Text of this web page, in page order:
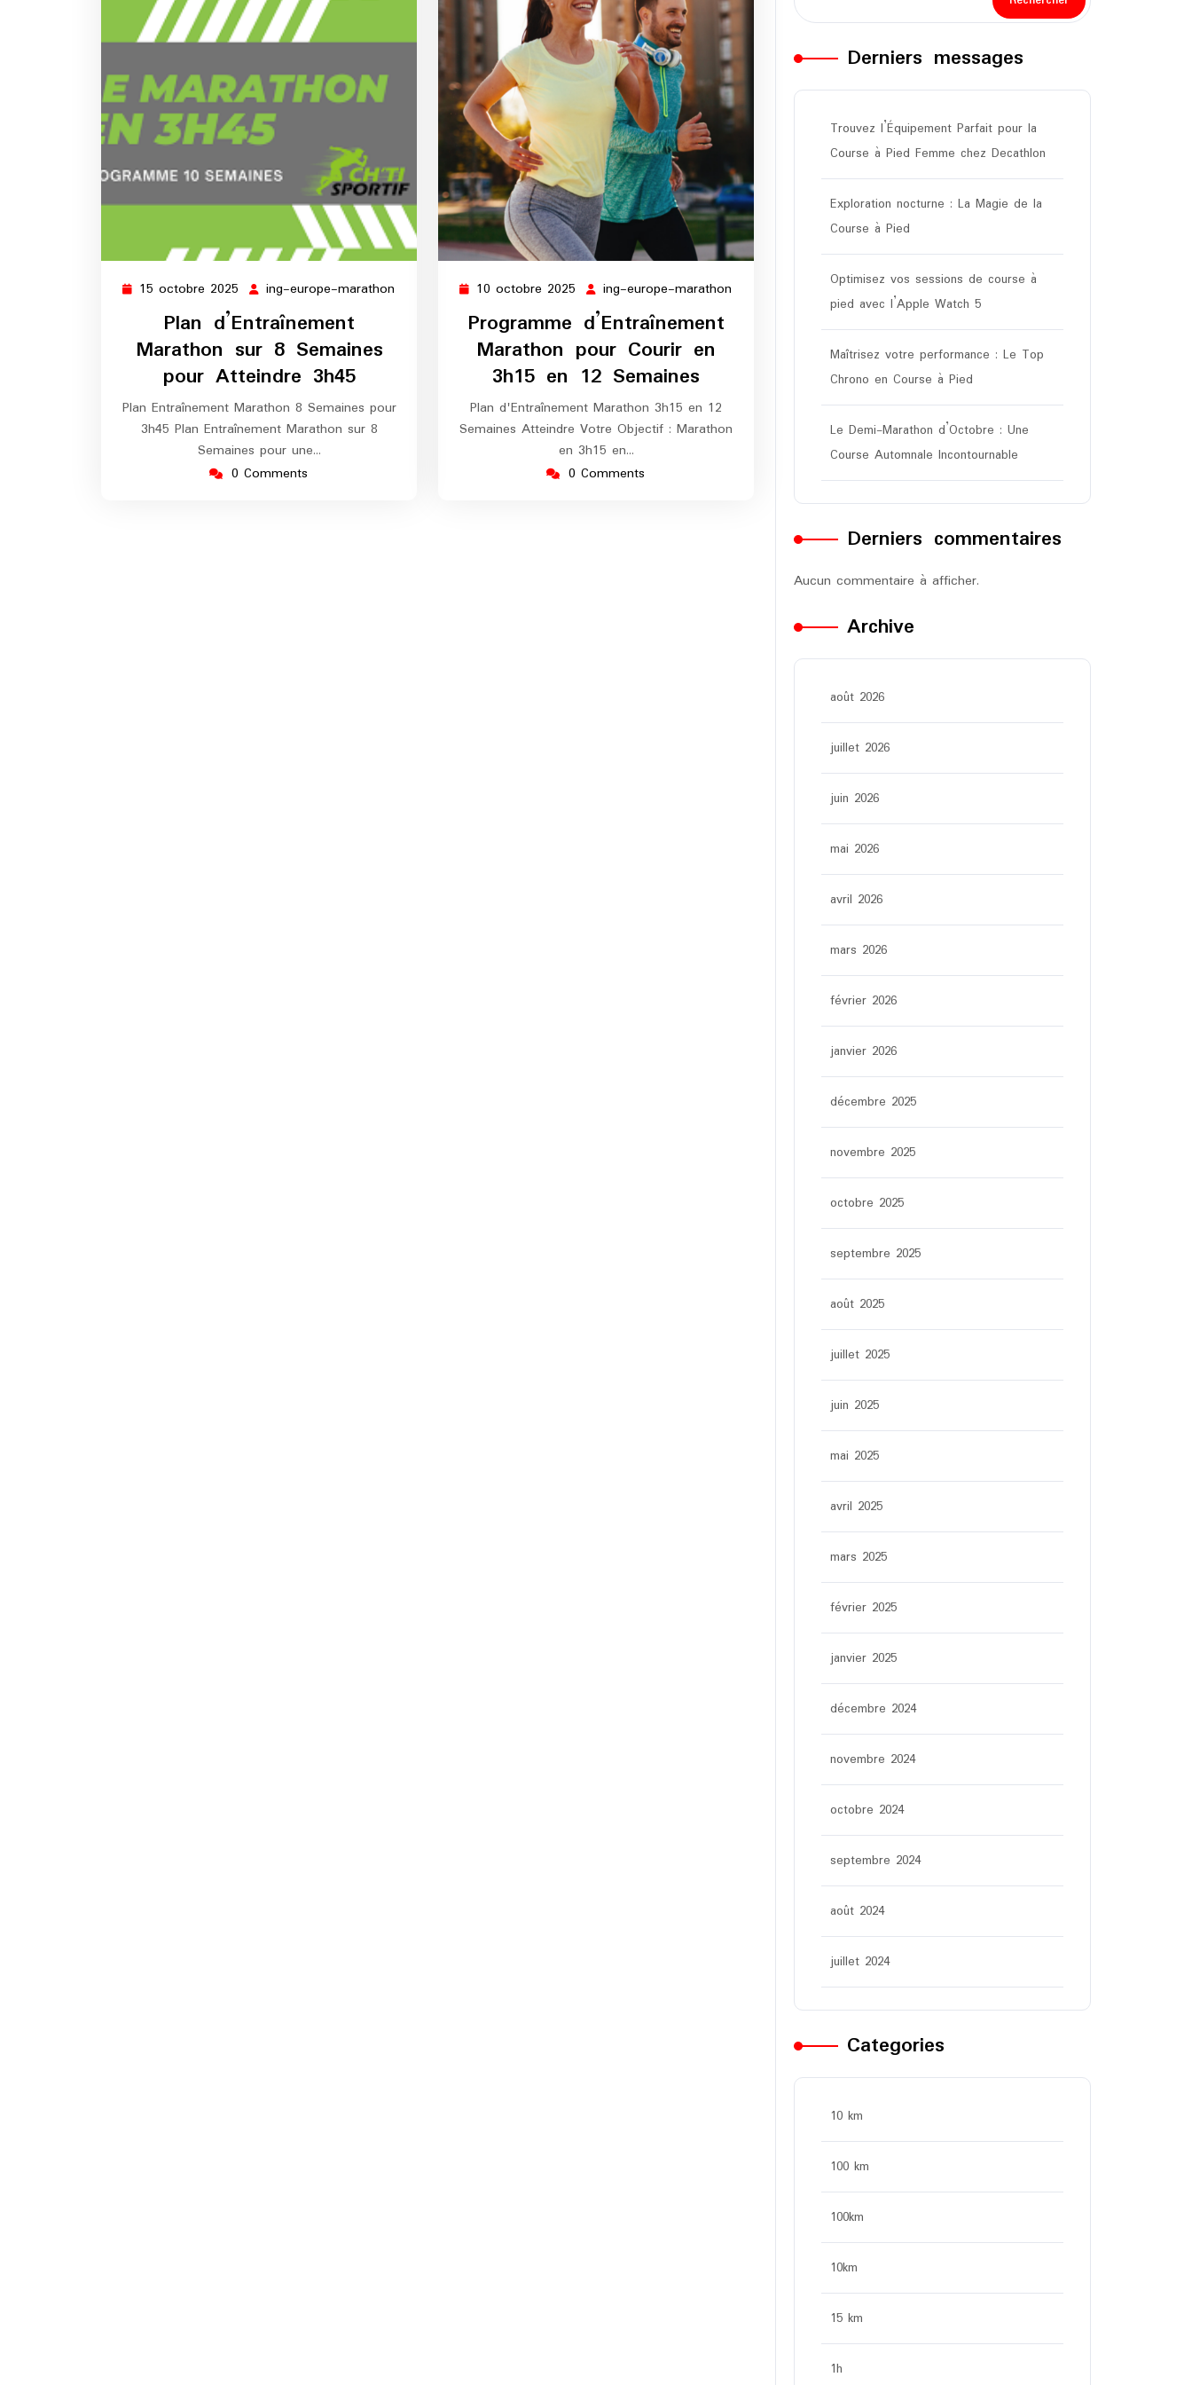
15 octobre 2025 15
octobre
2025
ing-europe-marathon
Plan d’Entraînement
Marathon sur 8 Semaines
pour Atteindre 3h45
Plan Entraînement Marathon 8 Semaines pour
3h45 Plan Entraînement Marathon sur 8
Semaines pour une…
0 Comments
10 octobre 2025 10
octobre
2025
ing-europe-marathon
Programme d’Entraînement
Marathon pour Courir en
3h15 en 12 Semaines
Plan d'Entraînement Marathon 3h15 en 12
Semaines Atteindre Votre Objectif : Marathon
en 3h15 en…
0 Comments
Derniers messages
Trouvez l’Équipement Parfait pour la
Course à Pied Femme chez Decathlon
Exploration nocturne : La Magie de la
Course à Pied
Optimisez vos sessions de course à
pied avec l’Apple Watch 5
Maîtrisez votre performance : Le Top
Chrono en Course à Pied
Le Demi-Marathon d’Octobre : Une
Course Automnale Incontournable
Derniers commentaires
Aucun commentaire à afficher.
Archive
août 2026
juillet 2026
juin 2026
mai 2026
avril 2026
mars 2026
février 2026
janvier 2026
décembre 2025
novembre 2025
octobre 2025
septembre 2025
août 2025
juillet 2025
juin 2025
mai 2025
avril 2025
mars 2025
février 2025
janvier 2025
décembre 2024
novembre 2024
octobre 2024
septembre 2024
août 2024
juillet 2024
Categories
10 km
100 km
100km
10km
15 km
1h